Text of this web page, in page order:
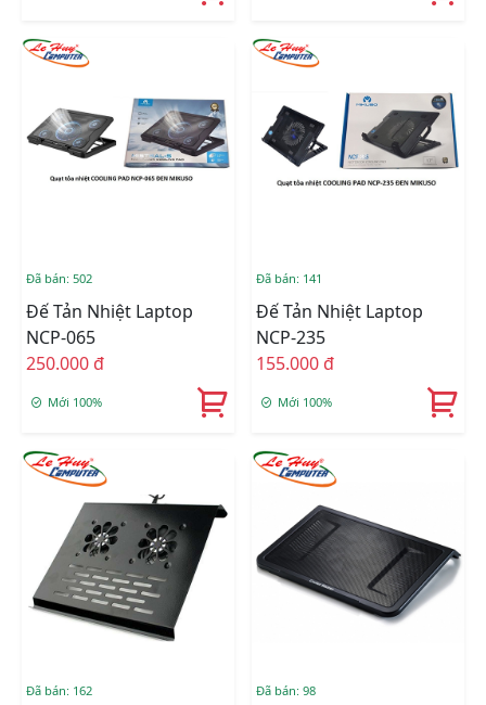
Đã bán: 502
Đế Tản Nhiệt Laptop
NCP-065
250.000 đ
Mới 100%
Đã bán: 141
Đế Tản Nhiệt Laptop
NCP-235
155.000 đ
Mới 100%
Đã bán: 162 Đã bán: 98